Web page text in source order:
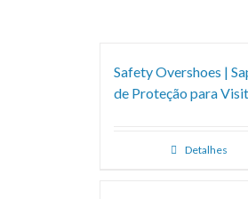
Safety Overshoes |
de Proteção para
Detalhes